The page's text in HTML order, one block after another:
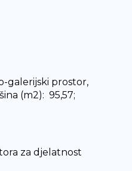
galerijski prostor,
(m2): 95,57;
za djelatnost